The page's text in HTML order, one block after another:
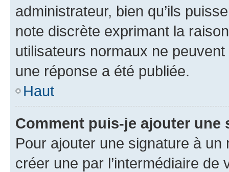
administrateur, bien qu’ils
note discrète exprimant la
utilisateurs normaux ne
une réponse a été publiée.
Haut
Comment puis-je ajouter une
Pour ajouter une signature à un
créer une par l’intermédiaire